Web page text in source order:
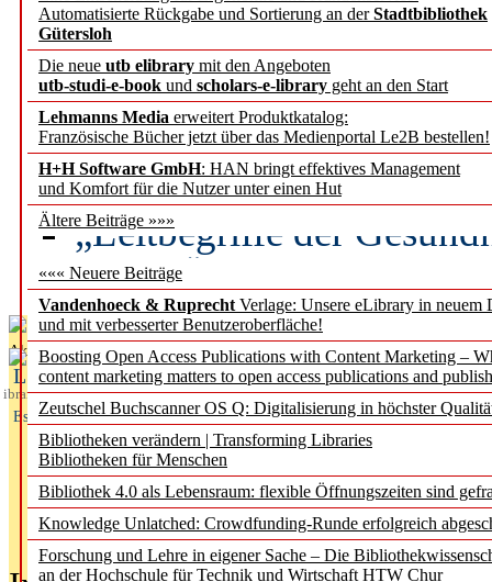
Automatisierte Rückgabe und Sortierung an derStadtbibliothek
Gütersloh
Die neue utb elibrary mit den Angeboten
utb-studi-e-book und scholars-e-library geht an den Start
Lehmanns Media erweitert Produktkatalog:
Französische Bücher jetzt über das Medienportal Le2B bestellen!
H+H Software GmbH: HAN bringt effektives Management
und Komfort für die Nutzer unter einen Hut
Ältere Beiträge »»»
««« Neuere Beiträge
Vandenhoeck & Ruprecht Verlage: Unsere eLibrary in neuem
und mit verbesserter Benutzeroberfläche!
Boosting Open Access Publications with Content Marketing –
content marketing matters to open access publications and
Zeutschel Buchscanner OS Q: Digitalisierung in höchster
Bibliotheken verändern | Transforming Libraries
Bibliotheken für Menschen
Bibliothek 4.0 als Lebensraum: flexible Öffnungszeiten sind
Knowledge Unlatched: Crowdfunding-Runde erfolgreich
Forschung und Lehre in eigener Sache – Die
an der Hochschule für Technik und Wirtschaft HTW Chur
Sorbisches Institut neu
Geschichte und
Künstliche Intelligenz
besser zu verstehen
„Leitbegriffe der
des BIÖG erscheinen
Aktuelles aus
L
ibrary
Essentials